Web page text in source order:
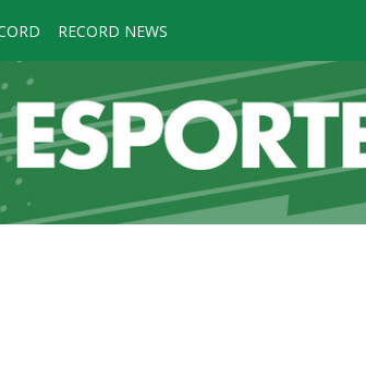
RECORD NEWS